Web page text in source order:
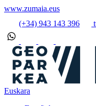
www.zumaia.eus
(+34) 943 143 396
Euskara